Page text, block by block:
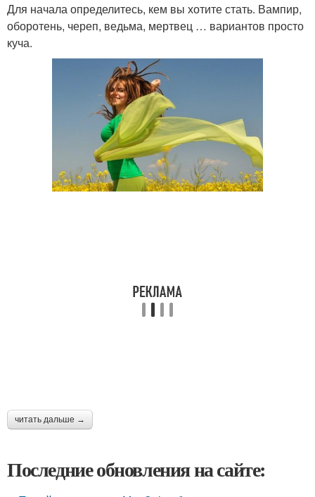
Для начала определитесь, кем вы хотите стать. Вампир,
оборотень, череп, ведьма, мертвец … вариантов просто
куча.
читать дальше →
Последние обновления на сайте: